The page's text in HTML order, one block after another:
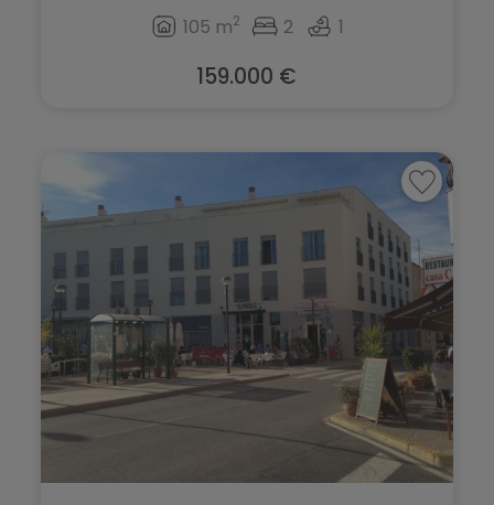
Ráfol de Almunia
Relleu
Rojales
Sagra
San Fulgencio
San Miguel de Salinas
San Pedro del Pinatar
Pilar de la Horadada
Pinoso
Polop
Ráfol de Almunia
Relleu
Rojales
105 m2 2 1
159.000 €